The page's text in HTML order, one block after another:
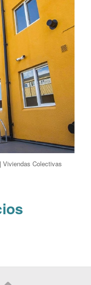
Viviendas Colectivas